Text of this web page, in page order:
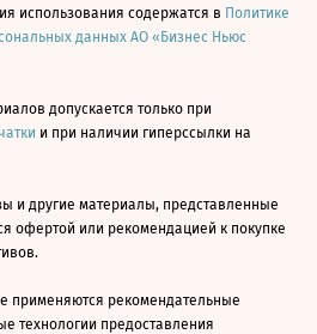
использования содержатся в Политике
данных АО «Бизнес Ньюс
допускается только при
и при наличии гиперссылки на
и другие материалы, представленные
офертой или рекомендацией к покупке
применяются рекомендательные
технологии предоставления